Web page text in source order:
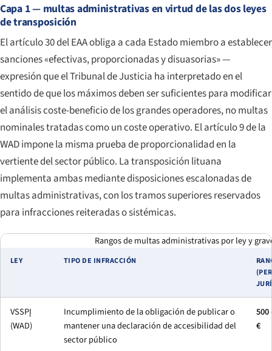
Capa 1 — multas administrativas en virtud de las dos leyes
de transposición
El artículo 30 del EAA obliga a cada Estado miembro a establecer
sanciones «efectivas, proporcionadas y disuasorias» —
expresión que el Tribunal de Justicia ha interpretado en el
sentido de que los máximos deben ser suficientes para modificar
el análisis coste-beneficio de los grandes operadores, no multas
nominales tratadas como un coste operativo. El artículo 9 de la
WAD impone la misma prueba de proporcionalidad en la
vertiente del sector público. La transposición lituana
implementa ambas mediante disposiciones escalonadas de
multas administrativas, con los tramos superiores reservados
para infracciones reiteradas o sistémicas.
Rangos de multas administrativas por ley y
LEY TIPO DE INFRACCIÓN
VSSPĮ
(WAD)
Incumplimiento de la obligación de publicar o
mantener una declaración de accesibilidad del
sector público
500
€